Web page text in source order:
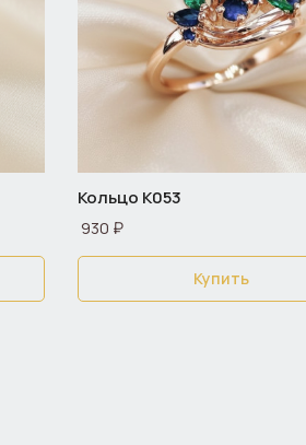
Кольцо К053
930 ₽
Купить